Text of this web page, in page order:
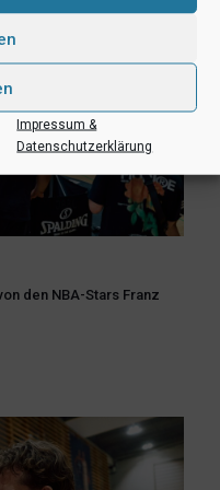
Impressum &
Datenschutzerklärung
den NBA-Stars Franz